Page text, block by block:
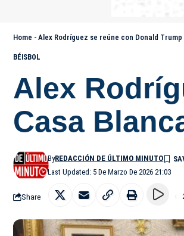
Home - Alex Rodríguez se reúne con Donald Trump
BÉISBOL
Alex
Casa
Last Updated: 5 De Marzo De 2026 21:03
ByREDACCIÓN DE ÚLTIMO MINUTO
Share